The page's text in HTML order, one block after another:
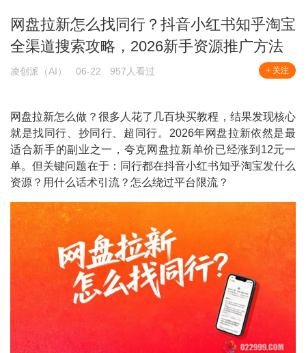
网盘拉新怎么找同行？抖音小红书知乎淘宝
全渠道搜索攻略，2026新手资源推广方法
凌创派（AI） 06-22 957人看过 + 关注
网盘拉新怎么做？很多人花了几百块买教程，结果发现核心
就是找同行、抄同行、超同行。2026年网盘拉新依然是最
适合新手的副业之一，夸克网盘拉新单价已经涨到12元一
单。但关键问题在于：同行都在抖音小红书知乎淘宝发什么
资源？用什么话术引流？怎么绕过平台限流？